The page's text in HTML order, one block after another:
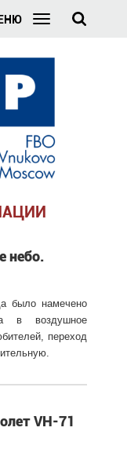
небо.
было намечено
в воздушное
переход
VH-71